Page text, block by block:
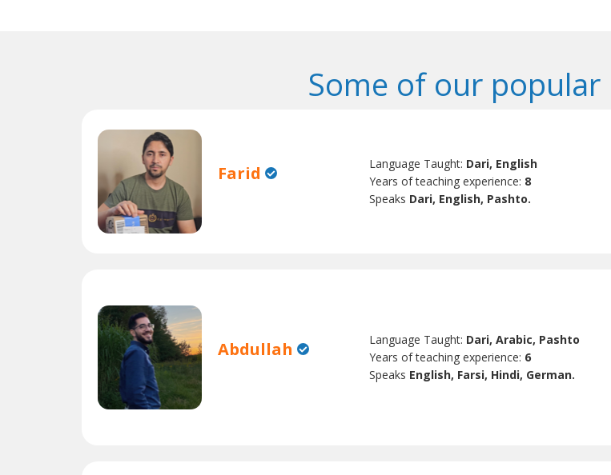
Some of our popular
Farid Language Taught: Dari, English
Years of teaching experience: 8
Speaks Dari, English, Pashto.
Abdullah Language Taught: Dari, Arabic, Pashto
Years of teaching experience: 6
Speaks English, Farsi, Hindi, German.